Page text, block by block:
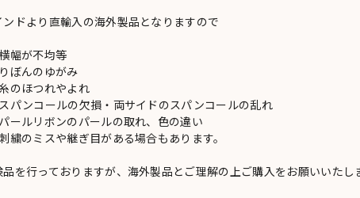
ンドより直輸入の海外製品となりますので
幅が不均等
ぼんのゆがみ
のほつれやよれ
パンコールの欠損・両サイドのスパンコールの乱れ
ールリボンのパールの取れ、色の違い
繍のミスや継ぎ目がある場合もあります。
品を行っておりますが、海外製品とご理解の上ご購入をお願いいたし